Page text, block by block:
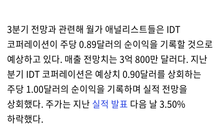
3분기 전망과 관련해 월가 애널리스트들은 IDT
코퍼레이션이 주당 0.89달러의 순이익을 기록할 것으로
예상하고 있다. 매출 전망치는 3억 800만 달러다. 지난
분기 IDT 코퍼레이션은 예상치 0.90달러를 상회하는
주당 1.00달러의 순이익을 기록하며 실적 전망을
상회했다. 주가는 지난 실적 발표 다음 날 3.50%
하락했다.